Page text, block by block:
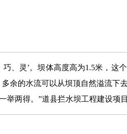
、灵’。坝体高度高为1.5米，这
余的水流可以从坝顶自然溢流下
举两得。”道县拦水坝工程建设项